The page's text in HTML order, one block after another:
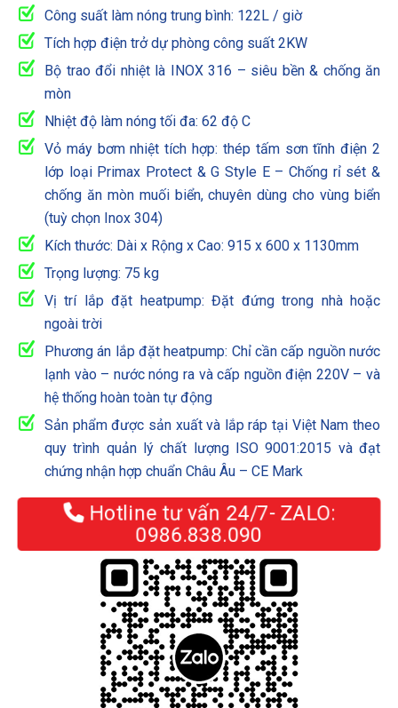
Công suất làm nóng trung bình: 122L / giờ
Tích hợp điện trở dự phòng công suất 2KW
Bộ trao đổi nhiệt là INOX 316 – siêu bền & chống ăn
mòn
Nhiệt độ làm nóng tối đa: 62 độ C
Vỏ máy bơm nhiệt tích hợp: thép tấm sơn tĩnh điện 2
lớp loại Primax Protect & G Style E – Chống rỉ sét &
chống ăn mòn muối biển, chuyên dùng cho vùng biển
(tuỳ chọn Inox 304)
Kích thước: Dài x Rộng x Cao: 915 x 600 x 1130mm
Trọng lượng: 75 kg
Vị trí lắp đặt heatpump: Đặt đứng trong nhà hoặc
ngoài trời
Phương án lắp đặt heatpump: Chỉ cần cấp nguồn nước
lạnh vào – nước nóng ra và cấp nguồn điện 220V – và
hệ thống hoàn toàn tự động
Sản phẩm được sản xuất và lắp ráp tại Việt Nam theo
quy trình quản lý chất lượng ISO 9001:2015 và đạt
chứng nhận hợp chuẩn Châu Âu – CE Mark
Hotline tư vấn 24/7- ZALO:
0986.838.090